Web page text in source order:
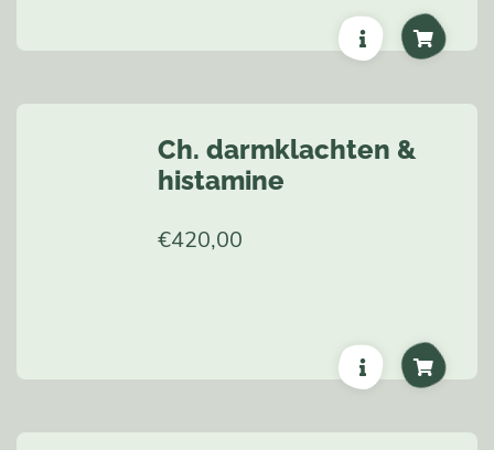
Ch. darmklachten &
histamine
€420,00